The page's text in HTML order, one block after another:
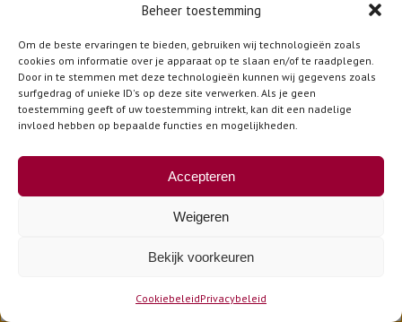
Beheer toestemming
Om de beste ervaringen te bieden, gebruiken wij technologieën zoals
cookies om informatie over je apparaat op te slaan en/of te raadplegen.
Door in te stemmen met deze technologieën kunnen wij gegevens zoals
surfgedrag of unieke ID's op deze site verwerken. Als je geen
toestemming geeft of uw toestemming intrekt, kan dit een nadelige
invloed hebben op bepaalde functies en mogelijkheden.
Accepteren
Weigeren
Bekijk voorkeuren
CookiebeleidPrivacybeleid
De financiering van de
sociale zekerheid
2025 was een bijzonder jaar, door het
aantreden van een nieuwe regering met
grote ambities, ondanks de belangrijke
begrotingsuitdagingen en een verouderende
komt te staan.